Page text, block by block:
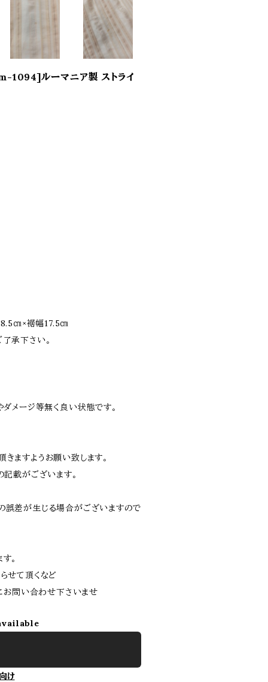
ルーマニア製 ストライ
㎝×裾幅17.5㎝
承下さい。
メージ等無く良い状態です。
ますようお願い致します。
記載がございます。
誤差が生じる場合がございますので
。
せて頂くなど
お問い合わせ下さいませ
け